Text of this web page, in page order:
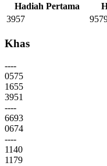
Hadiah Pertama
3957
Khas
----
0575
1655
3951
----
6693
0674
----
1140
1179